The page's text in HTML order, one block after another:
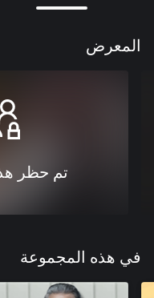
المعرض
تم حظر
في هذه المجموعة